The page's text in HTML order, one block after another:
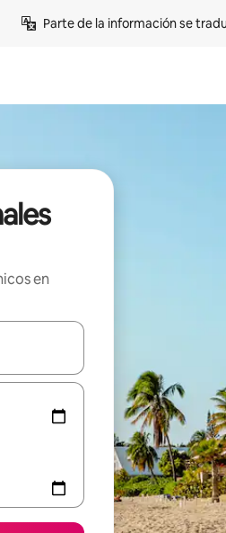
Parte de la información se
en
navega con las teclas de flecha